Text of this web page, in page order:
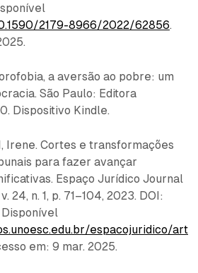
2179-8966/2022/62856.
a aversão ao pobre: um
São Paulo: Editora
Dispositivo Kindle.
Irene. Cortes e transformações
para fazer avançar
Espaço Jurídico Journal
24, n. 1, p. 71–104, 2023. DOI:
espacojuridico/art
em: 9 mar. 2025.